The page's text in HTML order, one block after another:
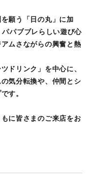
願う「日の丸」に加
パブブレらしい遊び心
ムさながらの興奮と熱
ドリンク」を中心に、
気分転換や、仲間とシ
す。
に皆さまのご来店をお